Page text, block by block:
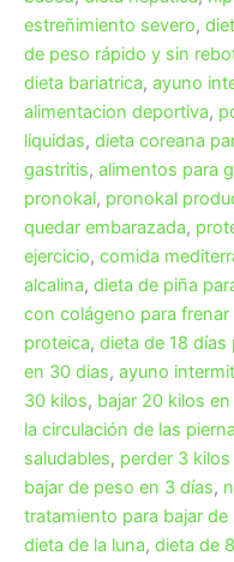
estreñimiento severo,
de peso rápido y sin
dieta bariatrica, ayuno
alimentacion deportiva,
liquidas, dieta coreana
gastritis, alimentos para
pronokal, pronokal
quedar embarazada,
ejercicio, comida
alcalina, dieta de piña
con colágeno para frenar
proteica, dieta de 18 días
en 30 dias, ayuno
30 kilos, bajar 20 kilos
la circulación de las
saludables, perder 3
bajar de peso en 3 días,
tratamiento para bajar de
dieta de la luna, dieta de